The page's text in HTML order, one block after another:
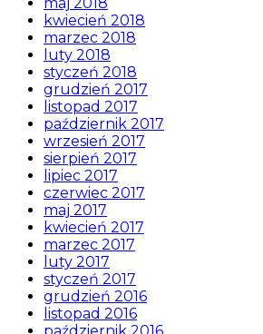
maj 2018
kwiecień 2018
marzec 2018
luty 2018
styczeń 2018
grudzień 2017
listopad 2017
październik 2017
wrzesień 2017
sierpień 2017
lipiec 2017
czerwiec 2017
maj 2017
kwiecień 2017
marzec 2017
luty 2017
styczeń 2017
grudzień 2016
listopad 2016